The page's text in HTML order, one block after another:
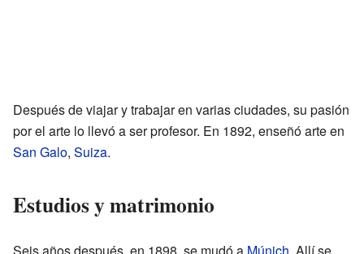
Después de viajar y trabajar en varias ciudades, su pasión
por el arte lo llevó a ser profesor. En 1892, enseñó arte en
San Galo, Suiza.
Estudios y matrimonio